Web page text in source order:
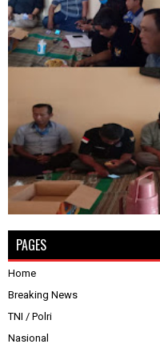
PAGES
Home
Breaking News
TNI / Polri
Nasional